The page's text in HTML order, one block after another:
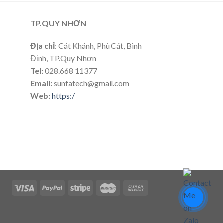
TP.QUY NHƠN
Địa chỉ: Cát Khánh, Phù Cát, Bình
Định, TP.Quy Nhơn
Tel:028.668 11377
Email:sunfatech@gmail.com
Web:https:/